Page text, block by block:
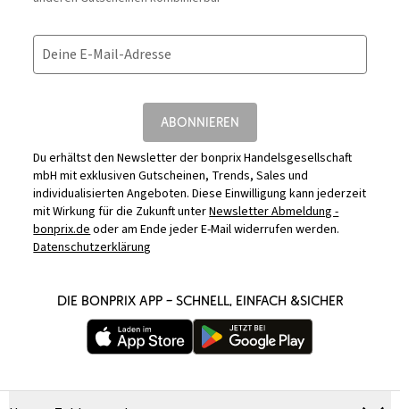
Deine E-Mail-Adresse
ABONNIEREN
Du erhältst den Newsletter der bonprix Handelsgesellschaft
mbH mit exklusiven Gutscheinen, Trends, Sales und
individualisierten Angeboten. Diese Einwilligung kann jederzeit
mit Wirkung für die Zukunft unterNewsletter Abmeldung -
bonprix.deoder am Ende jeder E-Mail widerrufen werden.
Datenschutzerklärung
DIE BONPRIX APP – SCHNELL, EINFACH &SICHER